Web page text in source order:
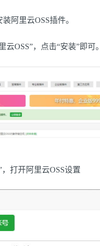
装阿里云OSS插件。
OSS”，点击“安装”即可。
打开阿里云OSS设置